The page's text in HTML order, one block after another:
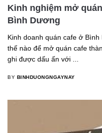
Kinh nghiệm mở
Bình Dương
Kinh doanh quán cafe ở
thế nào để mở quán cafe
ghi được dấu ấn với ...
BY BINHDUONGNGAYNAY